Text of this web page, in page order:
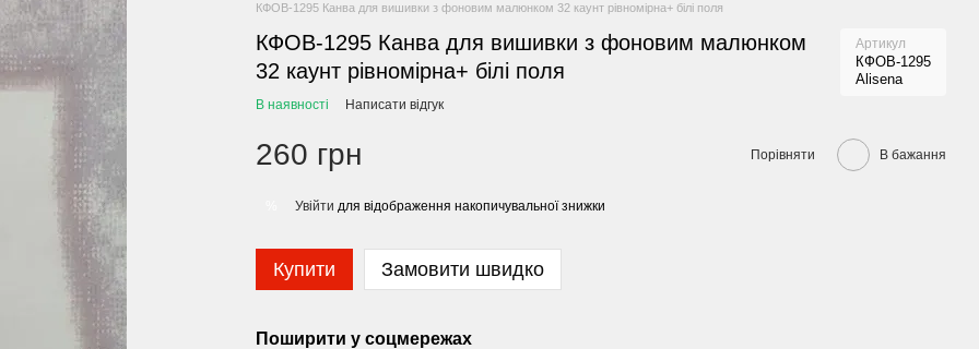
КФОВ-1295 Канва для вишивки з фоновим малюнком 32 каунт рівномірна+ білі поля
КФОВ-1295 Канва для вишивки з фоновим малюнком
32 каунт рівномірна+ білі поля
Артикул
КФОВ-1295
Alisena
В наявності Написати відгук
260 грн Порівняти В бажання
Увійти для відображення накопичувальної знижки
Купити Замовити швидко
Поширити у соцмережах